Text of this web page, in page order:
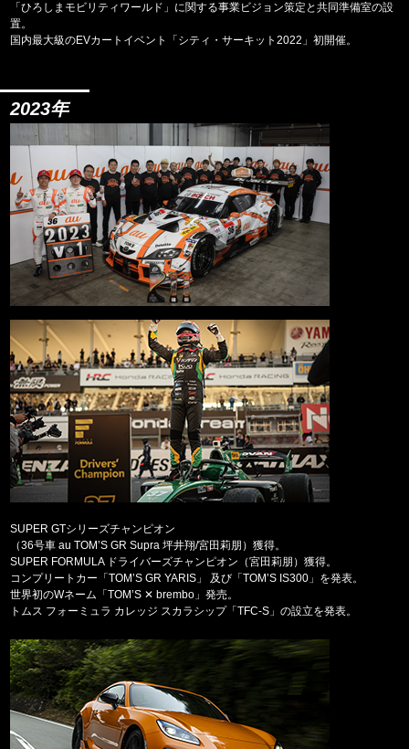
「ひろしまモビリティワールド」に関する事業ビジョン策定と共同準備室の設
置。
国内最大級のEVカートイベント「シティ・サーキット2022」初開催。
2023年
SUPER GTシリーズチャンピオン
（36号車 au TOM’S GR Supra 坪井翔/宮田莉朋）獲得。
SUPER FORMULA ドライバーズチャンピオン（宮田莉朋）獲得。
コンプリートカー「TOM’S GR YARIS」 及び「TOM’S IS300」を発表。
世界初のWネーム「TOM’S ✕ brembo」発売。
トムス フォーミュラ カレッジ スカラシップ「TFC-S」の設立を発表。